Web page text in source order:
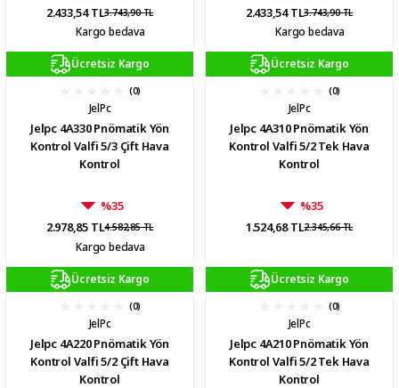
2.433,54 TL3.743,90 TL
Kargo bedava
2.433,54 TL3.743,90 TL
Kargo bedava
Ücretsiz Kargo
(0)
JelPc
Jelpc 4A330 Pnömatik Yön
Kontrol Valfi 5/3 Çift Hava
Kontrol
%35
2.978,85 TL4.582,85 TL
Kargo bedava
Ücretsiz Kargo
(0)
JelPc
Jelpc 4A310 Pnömatik Yön
Kontrol Valfi 5/2 Tek Hava
Kontrol
%35
1.524,68 TL2.345,66 TL
Ücretsiz Kargo
(0)
JelPc
Jelpc 4A220 Pnömatik Yön
Kontrol Valfi 5/2 Çift Hava
Kontrol
Ücretsiz Kargo
(0)
JelPc
Jelpc 4A210 Pnömatik Yön
Kontrol Valfi 5/2 Tek Hava
Kontrol